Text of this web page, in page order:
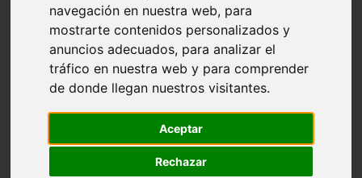
navegación en nuestra web, para
mostrarte contenidos personalizados y
anuncios adecuados, para analizar el
tráfico en nuestra web y para comprender
de donde llegan nuestros visitantes.
Aceptar
Rechazar